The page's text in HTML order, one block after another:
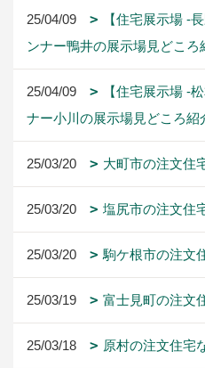
25/04/09
【住宅展示場 -
ンナー鴨井の展示場見どころ
25/04/09
【住宅展示場 -
ナー小川の展示場見どころ紹
25/03/20 大町市の注文住
25/03/20 塩尻市の注文住
25/03/20 駒ケ根市の注文
25/03/19 富士見町の注文
25/03/18 原村の注文住宅